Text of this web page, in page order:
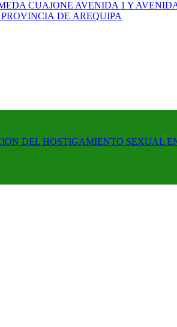
CUAJONE AVENIDA 1 Y
DE AREQUIPA
DEL HOSTIGAMIENTO SEXUAL